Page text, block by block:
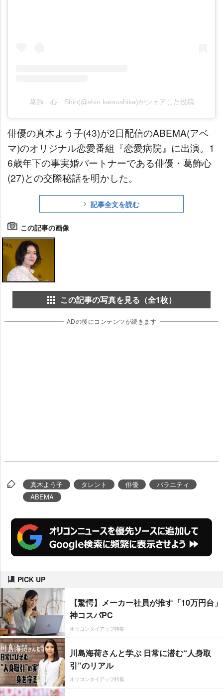
葛飾 心 Shin(@shin.katsushika)がシェアした投稿
俳優の真木よう子(43)が2日配信のABEMA(アベ
マ)のオリジナル恋愛番組『恋愛病院』に出演。1
6歳年下の事実婚パートナーである俳優・葛飾心
(27)との交際秘話を明かした。
記事全文を読む
この記事の画像
この記事の写真を見る（全1枚）
ADの後にコンテンツが続きます
真木よう子 タレント 俳優
バラエティ
ABEMA
PICK UP
【驚愕】メーカー社員が推す「10万円台」
神コスパPC
オリコンタイアップ特集
川島海荷さんと学ぶ 日常に潜む“人身取
引”のリアル
オリコンタイアップ特集